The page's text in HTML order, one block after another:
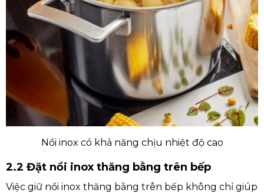
Nồi inox có khả năng chịu nhiệt độ cao
2.2 Đặt nồi inox thăng bằng trên bếp
Việc giữ nồi inox thăng bằng trên bếp không chỉ giúp